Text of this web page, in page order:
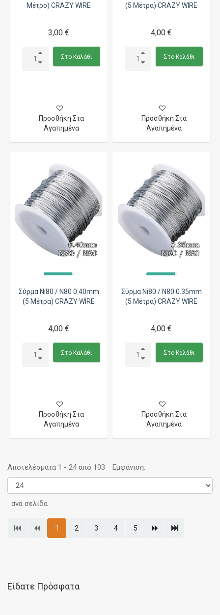
Μέτρο) CRAZY WIRE
3,00 €
Στο Καλάθι
Προσθήκη Στα
Αγαπημένα
(5 Μέτρα) CRAZY WIRE
4,00 €
Στο Καλάθι
Προσθήκη Στα
Αγαπημένα
Σύρμα Ni80 / N80 0.40mm
(5 Μέτρα) CRAZY WIRE
4,00 €
Στο Καλάθι
Προσθήκη Στα
Αγαπημένα
Σύρμα Ni80 / N80 0.35mm
(5 Μέτρα) CRAZY WIRE
4,00 €
Στο Καλάθι
Προσθήκη Στα
Αγαπημένα
Αποτελέσματα 1 - 24 από 103 Εμφάνιση:
ανά σελίδα
1 2 3 4 5
Είδατε Πρόσφατα